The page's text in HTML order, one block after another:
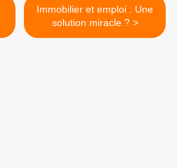
Immobilier et emploi : Une
solution miracle ? >